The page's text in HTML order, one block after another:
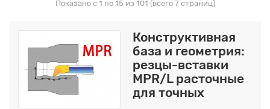
Показано с 1 по 15 из 101 (всего 7 страниц)
Конструктивная
база и геометрия:
резцы-вставки
MPR/L расточные
для точных